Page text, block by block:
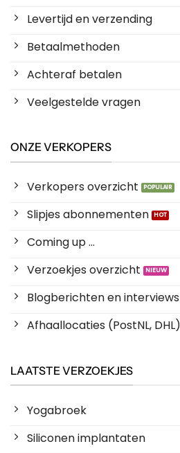
Levertijd en verzending
Betaalmethoden
Achteraf betalen
Veelgestelde vragen
ONZE VERKOPERS
Verkopers overzicht
Slipjes abonnementen
Coming up ...
Verzoekjes overzicht
Blogberichten en interviews
Afhaallocaties (PostNL, DHL)
LAATSTE VERZOEKJES
Yogabroek
Siliconen implantaten